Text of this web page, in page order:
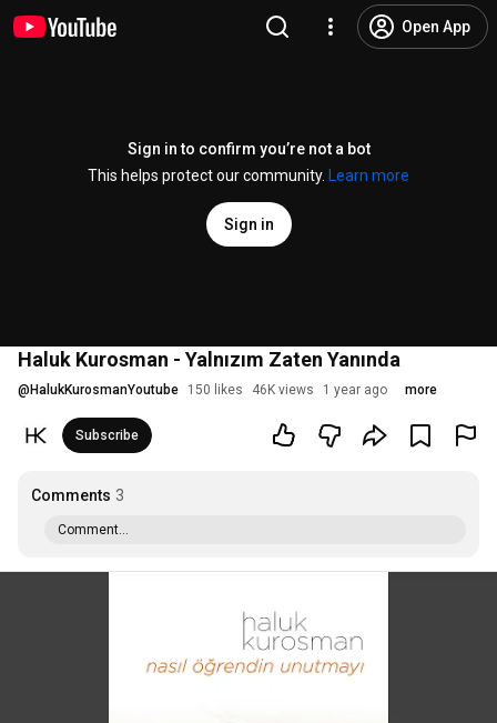
Open App
Sign in to confirm you’re not a bot
This helps protect our community.
Learn more
Sign in
Haluk Kurosman - Yalnızım Zaten Yanında
@ HalukKurosmanYoutube 150 likes 46K views 1 year ago more
Subscribe
Comments 3
Comment...